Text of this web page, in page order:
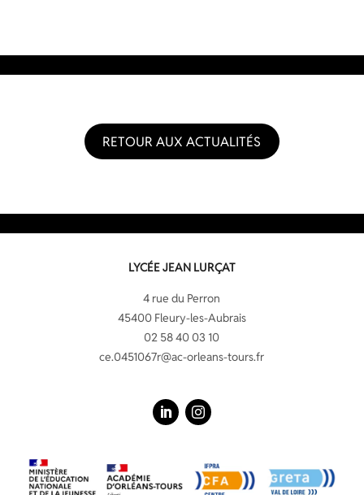
RETOUR AUX ACTUALITÉS
LYCÉE JEAN LURÇAT
4 rue du Perron
45400 Fleury-les-Aubrais
02 58 40 03 10
ce.0451067r@ac-orleans-tours.fr